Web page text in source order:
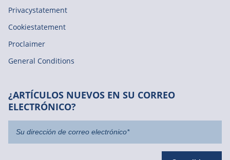
Privacystatement
Cookiestatement
Proclaimer
General Conditions
¿ARTÍCULOS NUEVOS EN SU CORREO
ELECTRÓNICO?